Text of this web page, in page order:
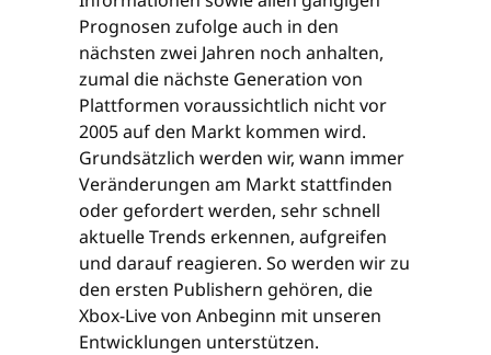
Prognosen zufolge auch in den
nächsten zwei Jahren noch anhalten,
zumal die nächste Generation von
Plattformen voraussichtlich nicht vor
2005 auf den Markt kommen wird.
Grundsätzlich werden wir, wann immer
Veränderungen am Markt stattfinden
oder gefordert werden, sehr schnell
aktuelle Trends erkennen, aufgreifen
und darauf reagieren. So werden wir zu
den ersten Publishern gehören, die
Xbox-Live von Anbeginn mit unseren
Entwicklungen unterstützen.